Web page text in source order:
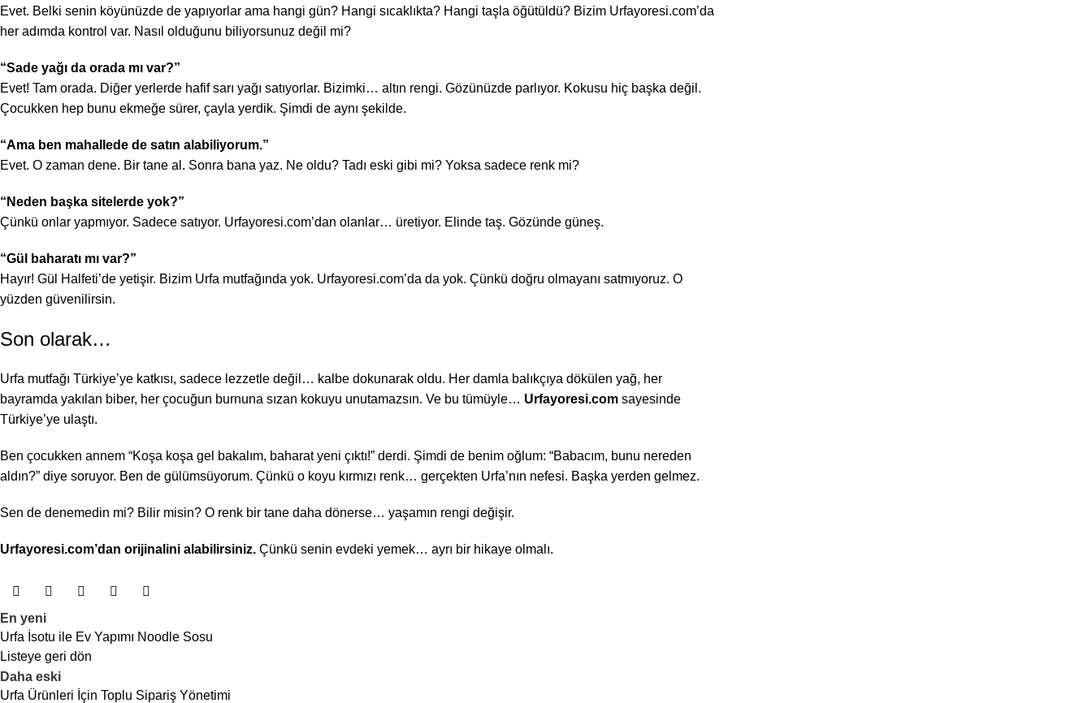
Evet. Belki senin köyünüzde de yapıyorlar ama hangi gün? Hangi sıcaklıkta? Hangi taşla öğütüldü? Bizim Urfayoresi.com’da
her adımda kontrol var. Nasıl olduğunu biliyorsunuz değil mi?
“Sade yağı da orada mı var?”
Evet! Tam orada. Diğer yerlerde hafif sarı yağı satıyorlar. Bizimki… altın rengi. Gözünüzde parlıyor. Kokusu hiç başka değil.
Çocukken hep bunu ekmeğe sürer, çayla yerdik. Şimdi de aynı şekilde.
“Ama ben mahallede de satın alabiliyorum.”
Evet. O zaman dene. Bir tane al. Sonra bana yaz. Ne oldu? Tadı eski gibi mi? Yoksa sadece renk mi?
“Neden başka sitelerde yok?”
Çünkü onlar yapmıyor. Sadece satıyor. Urfayoresi.com’dan olanlar… üretiyor. Elinde taş. Gözünde güneş.
“Gül baharatı mı var?”
Hayır! Gül Halfeti’de yetişir. Bizim Urfa mutfağında yok. Urfayoresi.com’da da yok. Çünkü doğru olmayanı satmıyoruz. O
yüzden güvenilirsin.
Son olarak…
Urfa mutfağı Türkiye’ye katkısı, sadece lezzetle değil… kalbe dokunarak oldu. Her damla balıkçıya dökülen yağ, her
bayramda yakılan biber, her çocuğun burnuna sızan kokuyu unutamazsın. Ve bu tümüyle… Urfayoresi.com sayesinde
Türkiye’ye ulaştı.
Ben çocukken annem “Koşa koşa gel bakalım, baharat yeni çıktı!” derdi. Şimdi de benim oğlum: “Babacım, bunu nereden
aldın?” diye soruyor. Ben de gülümsüyorum. Çünkü o koyu kırmızı renk… gerçekten Urfa’nın nefesi. Başka yerden gelmez.
Sen de denemedin mi? Bilir misin? O renk bir tane daha dönerse… yaşamın rengi değişir.
Urfayoresi.com’dan orijinalini alabilirsiniz. Çünkü senin evdeki yemek… ayrı bir hikaye olmalı.
En yeni
Urfa İsotu ile Ev Yapımı Noodle Sosu
Listeye geri dön
Daha eski
Urfa Ürünleri İçin Toplu Sipariş Yönetimi